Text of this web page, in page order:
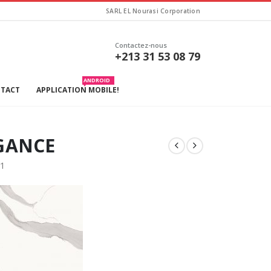
SARL EL Nourasi Corporation
Contactez-nous
+213 31 53 08 79
APPLICATION MOBILE!
ANDROID